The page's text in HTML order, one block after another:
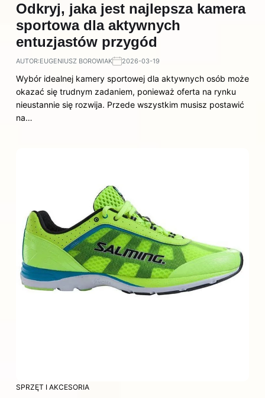
Odkryj, jaka jest najlepsza kamera
sportowa dla aktywnych
entuzjastów przygód
AUTOR:EUGENIUSZ BOROWIAK 2026-03-19
Wybór idealnej kamery sportowej dla aktywnych osób może
okazać się trudnym zadaniem, ponieważ oferta na rynku
nieustannie się rozwija. Przede wszystkim musisz postawić
na…
SPRZĘT I AKCESORIA